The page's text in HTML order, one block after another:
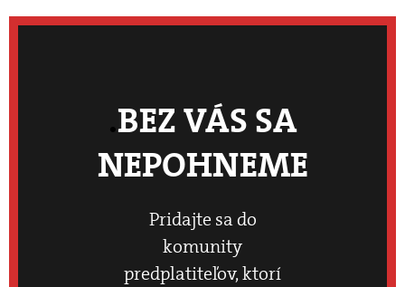
BEZ VÁS SA
NEPOHNEME
Pridajte sa do
komunity
predplatiteľov, ktorí